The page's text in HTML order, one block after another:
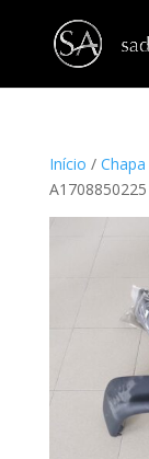
Início / Chapa
A1708850225